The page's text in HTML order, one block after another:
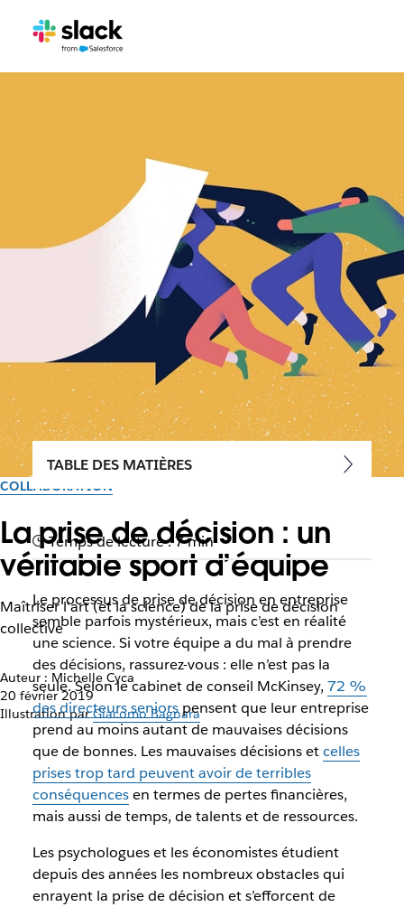
COLLABORATION
La prise de décision : un
véritable sport d’équipe
Maîtriser l’art (et la science) de la prise de décision
collective
Auteur : Michelle Cyca
20 février 2019
Illustration parGiacomo Bagnara
TABLE DES MATIÈRES
Temps de lecture : 7 min
Le processus de prise de décision en entreprise
semble parfois mystérieux, mais c’est en réalité
une science. Si votre équipe a du mal à prendre
des décisions, rassurez-vous : elle n’est pas la
seule. Selon le cabinet de conseil McKinsey, 72 %
des directeurs seniorspensent que leur entreprise
prend au moins autant de mauvaises décisions
que de bonnes. Les mauvaises décisions etcelles
prises trop tard peuvent avoir de terribles
conséquencesen termes de pertes financières,
mais aussi de temps, de talents et de ressources.
Les psychologues et les économistes étudient
depuis des années les nombreux obstacles qui
enrayent la prise de décision et s’efforcent de